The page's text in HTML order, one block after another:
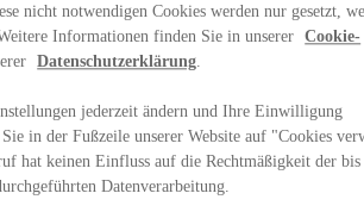
nicht notwendigen Cookies werden nur gesetzt,
Informationen finden Sie in unserer
Cookie-
Datenschutzerklärung
jederzeit ändern und Ihre Einwilligung
in der Fußzeile unserer Website auf "Cookies
hat keinen Einfluss auf die Rechtmäßigkeit der bis
Datenverarbeitung.